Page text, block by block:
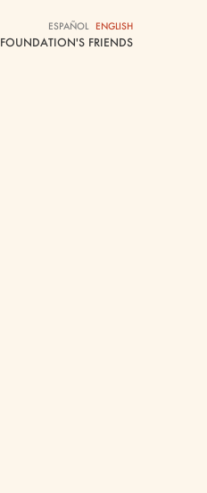
ESPAÑOL ENGLISH
FOUNDATION'S FRIENDS
ESPAÑOL ENGLISH
FOUNDATION'S FRIENDS